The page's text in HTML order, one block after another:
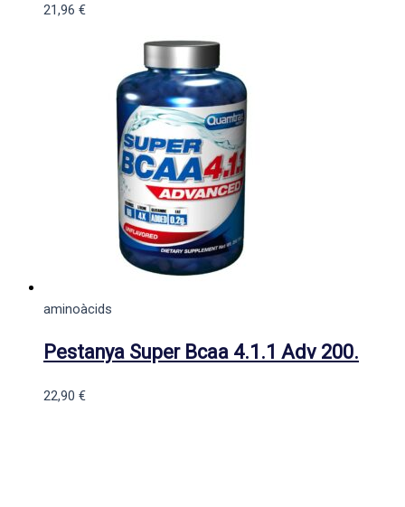
21,96 €
aminoàcids
Pestanya Super Bcaa 4.1.1 Adv 200.
22,90 €